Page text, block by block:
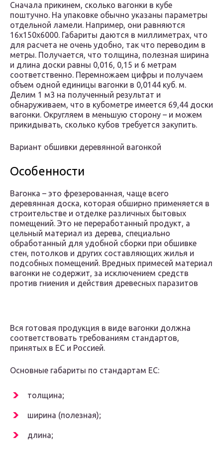
Сначала прикинем, сколько вагонки в кубе
поштучно. На упаковке обычно указаны параметры
отдельной ламели. Например, они равняются
16х150х6000. Габариты даются в миллиметрах, что
для расчета не очень удобно, так что переводим в
метры. Получается, что толщина, полезная ширина
и длина доски равны 0,016, 0,15 и 6 метрам
соответственно. Перемножаем цифры и получаем
объем одной единицы вагонки в 0,0144 куб. м.
Делим 1 м3 на полученный результат и
обнаруживаем, что в кубометре имеется 69,44 доски
вагонки. Округляем в меньшую сторону – и можем
прикидывать, сколько кубов требуется закупить.
Вариант обшивки деревянной вагонкой
Особенности
Вагонка – это фрезерованная, чаще всего
деревянная доска, которая обширно применяется в
строительстве и отделке различных бытовых
помещений. Это не переработанный продукт, а
цельный материал из дерева, специально
обработанный для удобной сборки при обшивке
стен, потолков и других составляющих жилья и
подсобных помещений. Вредных примесей материал
вагонки не содержит, за исключением средств
против гниения и действия древесных паразитов
Вся готовая продукция в виде вагонки должна
соответствовать требованиям стандартов,
принятых в ЕС и Россией.
Основные габариты по стандартам ЕС:
толщина;
ширина (полезная);
длина;